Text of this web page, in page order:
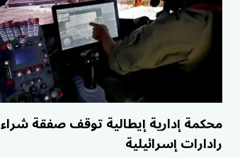
محكمة إدارية إيطالية توقف صفقة شراء
رادارات إسرائيلية